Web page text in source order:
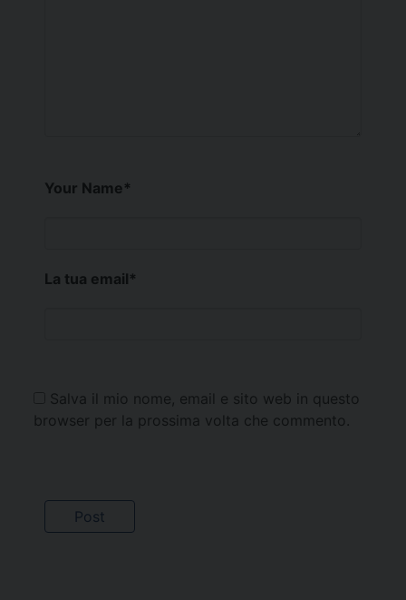
Your Name*
La tua email*
Salva il mio nome, email e sito web in questo
browser per la prossima volta che commento.